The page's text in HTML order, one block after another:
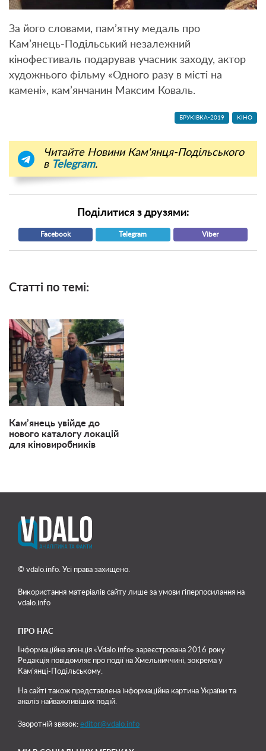
За його словами, пам’ятну медаль про
Кам’янець-Подільський незалежний
кінофестиваль подарував учасник заходу, актор
художнього фільму «Одного разу в місті на
камені», кам’янчанин Максим Коваль.
БРУКІВКА-2019 КІНО
Читайте Новини Кам'янця-Подільського
в Telegram.
Поділитися з друзями:
Facebook Telegram Viber
Статті по темі:
Кам’янець увійде до
нового каталогу локацій
для кіновиробників
© vdalo.info. Усі права захищено.
Використання матеріалів сайту лише за умови гіперпосилання на
vdalo.info
ПРО НАС
Інформаційна агенція «Vdalo.info» зареєстрована 2016 року.
Редакція повідомляє про події на Хмельниччині, зокрема у
Кам'янці-Подільському.
На сайті також представлена інформаційна картина України та
аналіз найважливіших подій.
Зворотній звязок: editor@vdalo.info